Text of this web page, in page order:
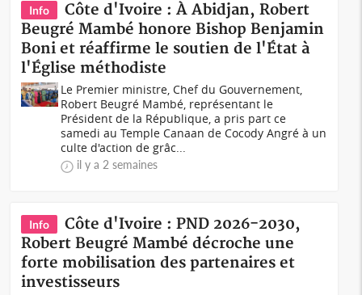
Info
Côte d'Ivoire : À Abidjan, Robert
Beugré Mambé honore Bishop Benjamin
Boni et réaffirme le soutien de l'État à
l'Église méthodiste
Le Premier ministre, Chef du Gouvernement,
Robert Beugré Mambé, représentant le
Président de la République, a pris part ce
samedi au Temple Canaan de Cocody Angré à un
culte d'action de grâc...
il y a 2 semaines
Info
Côte d'Ivoire : PND 2026-2030,
Robert Beugré Mambé décroche une
forte mobilisation des partenaires et
investisseurs